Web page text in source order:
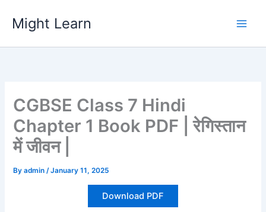
content
Might Learn
CGBSE Class 7 Hindi
Chapter 1 Book PDF | रेगिस्तान
में जीवन |
Byadmin/January 11, 2025
Download PDF